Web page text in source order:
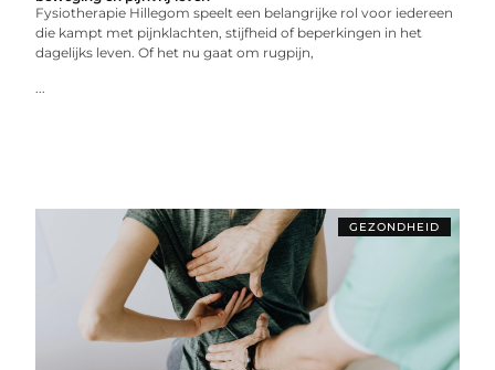
Fysiotherapie Hillegom speelt een belangrijke rol voor iedereen
die kampt met pijnklachten, stijfheid of beperkingen in het
dagelijks leven. Of het nu gaat om rugpijn,
...
GEZONDHEID